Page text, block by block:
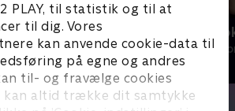
PLAY, til statistik og til at
til dig. Vores
kan anvende cookie-data til
på egne og andres
til- og fravælge cookies
kan altid trække dit samtykke
Fem fede
Livsstil • 5